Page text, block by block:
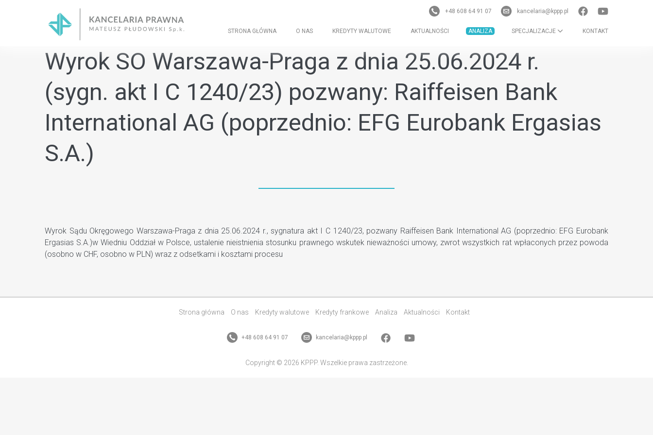
+48 608 64 91 07 kancelaria@kppp.pl
STRONA GŁÓWNA O NAS KREDYTY WALUTOWE AKTUALNOŚCI ANALIZA SPECJALIZACJE KONTAKT
Wyrok SO Warszawa-Praga z dnia 25.06.2024 r.
(sygn. akt I C 1240/23) pozwany: Raiffeisen Bank
International AG (poprzednio: EFG Eurobank Ergasias
S.A.)
Wyrok Sądu Okręgowego Warszawa-Praga z dnia 25.06.2024 r., sygnatura akt I C 1240/23, pozwany Raiffeisen Bank International AG (poprzednio: EFG Eurobank
Ergasias S.A.)w Wiedniu Oddział w Polsce, ustalenie nieistnienia stosunku prawnego wskutek nieważności umowy, zwrot wszystkich rat wpłaconych przez powoda
(osobno w CHF, osobno w PLN) wraz z odsetkami i kosztami procesu
Strona główna O nas Kredyty walutowe Kredyty frankowe Analiza Aktualności Kontakt
+48 608 64 91 07 kancelaria@kppp.pl
Copyright © 2026 KPPP. Wszelkie prawa zastrzeżone.